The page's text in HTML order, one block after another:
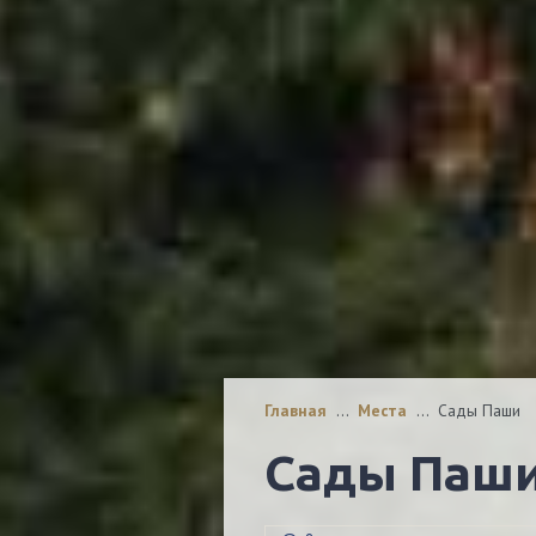
Главная … Места … Сады Паши
Сады